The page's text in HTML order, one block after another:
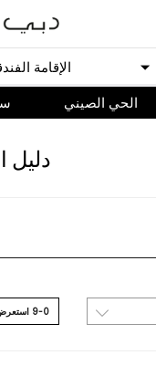
اﻹﻗﺎﻣﺔ
الحي الصيني
ﺩﻟﻴﻞ
9-0 اﺳﺘﻌﺮﺽ ﻣﻦ